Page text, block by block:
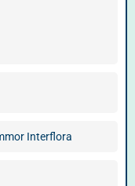
Interflora